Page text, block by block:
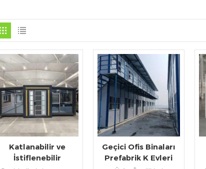
Katlanabilir ve
İstiflenebilir
Geçici Ofis Binaları
Prefabrik K Evleri